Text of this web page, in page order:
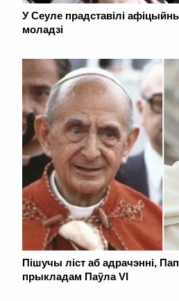
У Сеуле прадставілі
моладзі
Пішучы ліст аб адрачэнні,
прыкладам Паўла VI